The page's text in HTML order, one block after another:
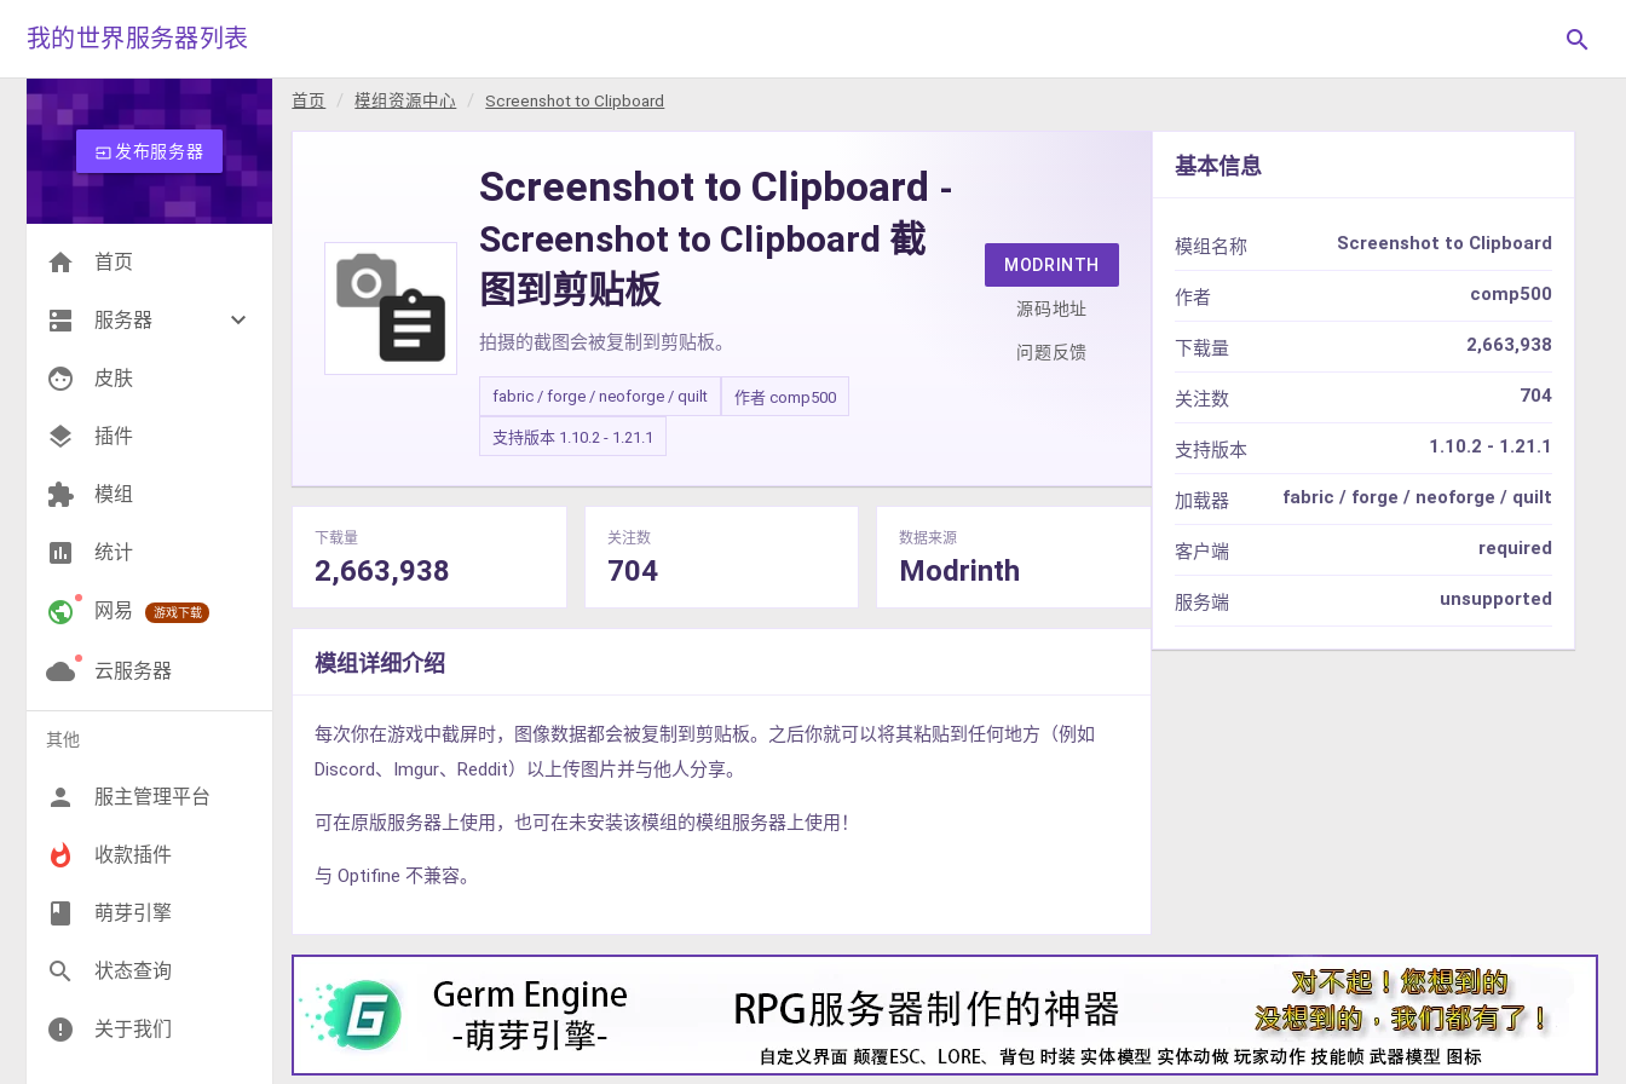
我的世界服务器列表 search
input发布服务器
home 首页
dns 服务器 keyboard_arrow_down
生存(276)
创造(8)
RPG(200)
小游戏(16)
神奇宝贝(25)
工业(10)
face 皮肤
layers 插件
extension 模组
insert_chart 统计
public 网易 游戏下载
cloud 云服务器
其他
person 服主管理平台
whatshot 收款插件
class 萌芽引擎
search 状态查询
error 关于我们
首页 模组资源中心 Screenshot to Clipboard
Screenshot to Clipboard -
Screenshot to Clipboard 截
图到剪贴板
拍摄的截图会被复制到剪贴板。
fabric / forge / neoforge / quilt 作者 comp500
支持版本 1.10.2 - 1.21.1
MODRINTH
源码地址
问题反馈
下载量
2,663,938
关注数
704
数据来源
Modrinth
模组详细介绍
每次你在游戏中截屏时，图像数据都会被复制到剪贴板。之后你就可以将其粘贴到任何地方（例如
Discord、Imgur、Reddit）以上传图片并与他人分享。
可在原版服务器上使用，也可在未安装该模组的模组服务器上使用！
与 Optifine 不兼容。
基本信息
模组名称 Screenshot to Clipboard
作者 comp500
下载量 2,663,938
关注数 704
支持版本 1.10.2 - 1.21.1
加载器 fabric / forge / neoforge / quilt
客户端 required
服务端 unsupported